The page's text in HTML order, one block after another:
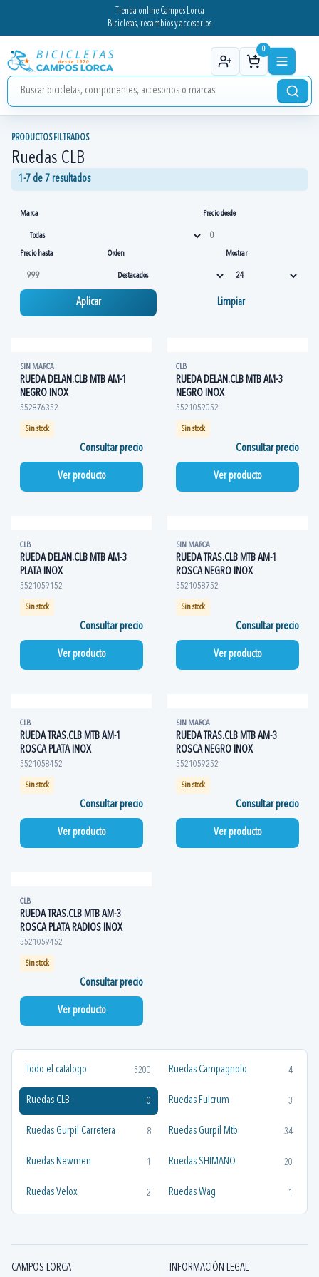
Tienda online Campos Lorca
Bicicletas, recambios y accesorios
0
Todo el catálogo 5200 Ruedas Campagnolo 4
Ruedas CLB 0 Ruedas Fulcrum 3
Ruedas Gurpil Carretera 8 Ruedas Gurpil Mtb 34
Ruedas Newmen 1 Ruedas SHIMANO 20
Ruedas Velox 2 Ruedas Wag 1
PRODUCTOS FILTRADOS
Ruedas CLB
1-7 de 7 resultados
Marca Precio desde
Precio hasta Orden Mostrar
Aplicar Limpiar
SIN MARCA
RUEDA DELAN.CLB MTB AM-1
NEGRO INOX
552876352
Sin stock
Consultar precio
Ver producto
CLB
RUEDA DELAN.CLB MTB AM-3
NEGRO INOX
5521059052
Sin stock
Consultar precio
Ver producto
CLB
RUEDA DELAN.CLB MTB AM-3
PLATA INOX
5521059152
Sin stock
Consultar precio
Ver producto
SIN MARCA
RUEDA TRAS.CLB MTB AM-1
ROSCA NEGRO INOX
5521058752
Sin stock
Consultar precio
Ver producto
CLB
RUEDA TRAS.CLB MTB AM-1
ROSCA PLATA INOX
5521058452
Sin stock
Consultar precio
Ver producto
SIN MARCA
RUEDA TRAS.CLB MTB AM-3
ROSCA NEGRO INOX
5521059252
Sin stock
Consultar precio
Ver producto
CLB
RUEDA TRAS.CLB MTB AM-3
ROSCA PLATA RADIOS INOX
5521059452
Sin stock
Consultar precio
Ver producto
CAMPOS LORCA INFORMACIÓN LEGAL